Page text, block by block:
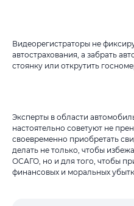
Видеорегистраторы не
автострахования, а забрать
стоянку или открутить
Эксперты в области
настоятельно советуют не
своевременно приобретать
делать не только, чтобы
ОСАГО, но и для того, чтобы
финансовых и моральных